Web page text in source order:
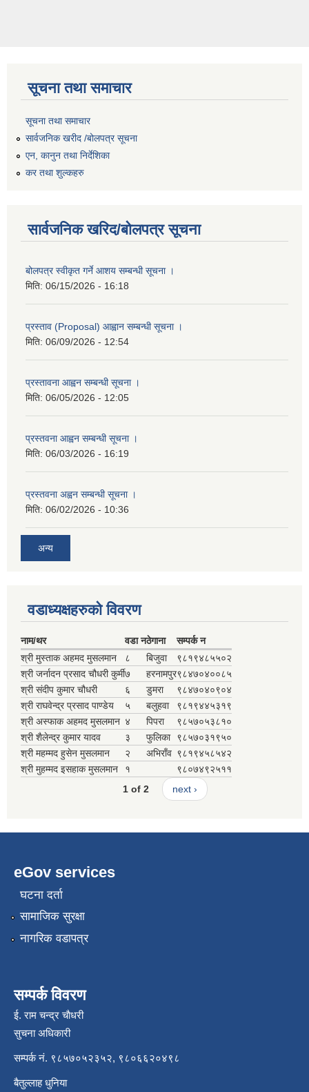
सूचना तथा समाचार
सूचना तथा समाचार
सार्वजनिक खरीद /बोलपत्र सूचना
एन, कानुन तथा निर्देशिका
कर तथा शुल्कहरु
सार्वजनिक खरिद/बोलपत्र सूचना
बोलपत्र स्वीकृत गर्ने आशय सम्बन्धी सूचना ।
मिति: 06/15/2026 - 16:18
प्रस्ताव (Proposal) आह्वान सम्बन्धी सूचना ।
मिति: 06/09/2026 - 12:54
प्रस्तावना आह्वन सम्बन्धी सूचना ।
मिति: 06/05/2026 - 12:05
प्रस्तवना आह्वन सम्बन्धी सूचना ।
मिति: 06/03/2026 - 16:19
प्रस्तवना अह्वन सम्बन्धी सूचना ।
मिति: 06/02/2026 - 10:36
अन्य
वडाध्यक्षहरुकाे विवरण
नाम/थर वडा नठेगाना
सम्पर्क न‌
श्री मुस्ताक अहमद मुसलमान
८ बिजुवा
९८१९४८५५०२
श्री जर्नादन प्रसाद चौधरी कुर्मी७ हरनामपुर९८४७०४००८५
श्री संदीप कुमार चौधरी
६ डुमरा
९८४७०४०९०४
श्री राघवेन्द्र प्रसाद पाण्डेय
५ बलुहवा
९८१९४४५३१९
श्री अस्फाक अहमद मुसलमान ४ पिपरा
९८५७०५३८१०
श्री शैलेन्द्र कुमार यादव
३ फुलिका
९८५७०३१९५०
श्री महम्मद हुसेन मुसलमान
२ अभिराँव ९८१९४५८५४२
श्री मुहम्मद इसहाक मुसलमान
१
९८०७४९२५११
1 of 2
next ›
eGov services
घटना दर्ता
सामाजिक सुरक्षा
नागरिक वडापत्र
सम्पर्क विवरण
ई. राम चन्द्र चाैधरी
सुचना अधिकारी
सम्पर्क नं. ९८५७०५२३५२, ९८०६६२०४९८
बैतुल्लाह धुनिया